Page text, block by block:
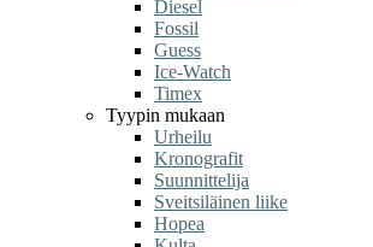
Diesel
Fossil
Guess
Ice-Watch
Timex
Tyypin mukaan
Urheilu
Kronografit
Suunnittelija
Sveitsiläinen liike
Hopea